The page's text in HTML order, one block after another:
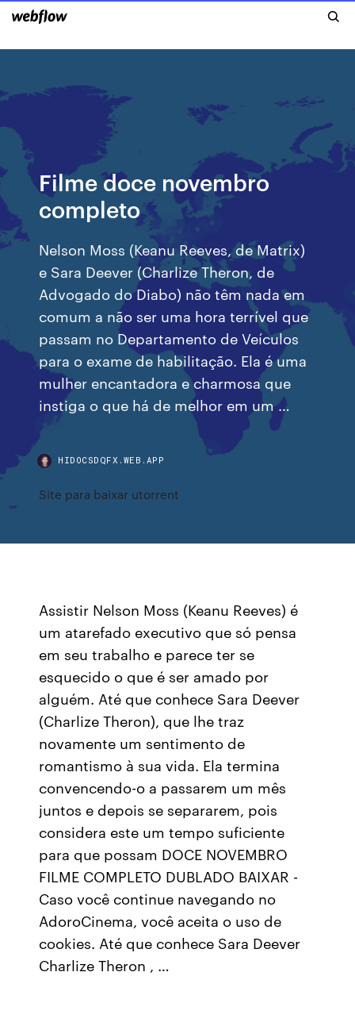
Filme doce novembro
completo
Nelson Moss (Keanu Reeves, de Matrix)
e Sara Deever (Charlize Theron, de
Advogado do Diabo) não têm nada em
comum a não ser uma hora terrível que
passam no Departamento de Veículos
para o exame de habilitação. Ela é uma
mulher encantadora e charmosa que
instiga o que há de melhor em um …
HIDOCSDQFX.WEB.APP
Site para baixar utorrent
Assistir Nelson Moss (Keanu Reeves) é
um atarefado executivo que só pensa
em seu trabalho e parece ter se
esquecido o que é ser amado por
alguém. Até que conhece Sara Deever
(Charlize Theron), que lhe traz
novamente um sentimento de
romantismo à sua vida. Ela termina
convencendo-o a passarem um mês
juntos e depois se separarem, pois
considera este um tempo suficiente
para que possam DOCE NOVEMBRO
FILME COMPLETO DUBLADO BAIXAR -
Caso você continue navegando no
AdoroCinema, você aceita o uso de
cookies. Até que conhece Sara Deever
Charlize Theron , …